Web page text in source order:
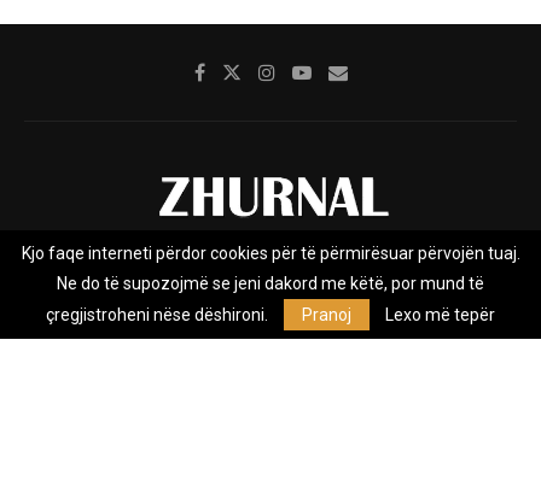
Rreth nesh Impresumi Marketing
Privacy Policy
Zhurnal.mk është Agjenci e Lajmeve e pavarur, e themeluar në vitin
Kjo faqe interneti përdor cookies për të përmirësuar përvojën tuaj.
Ne do të supozojmë se jeni dakord me këtë, por mund të
çregjistroheni nëse dëshironi.
Pranoj Lexo më tepër